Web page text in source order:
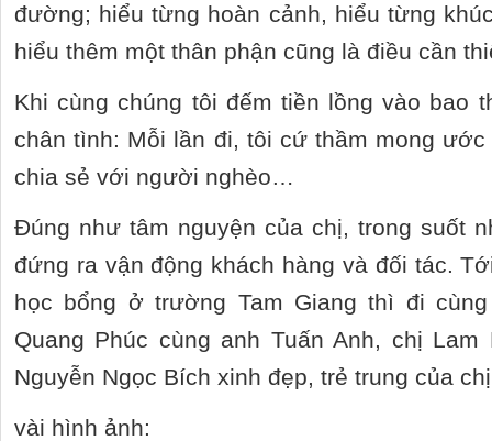
đường; hiểu từng hoàn cảnh, hiểu từng
hiểu thêm một thân phận cũng là điều cần
Khi cùng chúng tôi đếm tiền lồng vào bao
chân tình: Mỗi lần đi, tôi cứ thầm mong
chia sẻ với người nghèo…
Đúng như tâm nguyện của chị, trong suốt
đứng ra vận động khách hàng và đối tác.
học bổng ở trường Tam Giang thì đi
Quang Phúc cùng anh Tuấn Anh, chị
Nguyễn Ngọc Bích xinh đẹp, trẻ trung của
vài hình ảnh: